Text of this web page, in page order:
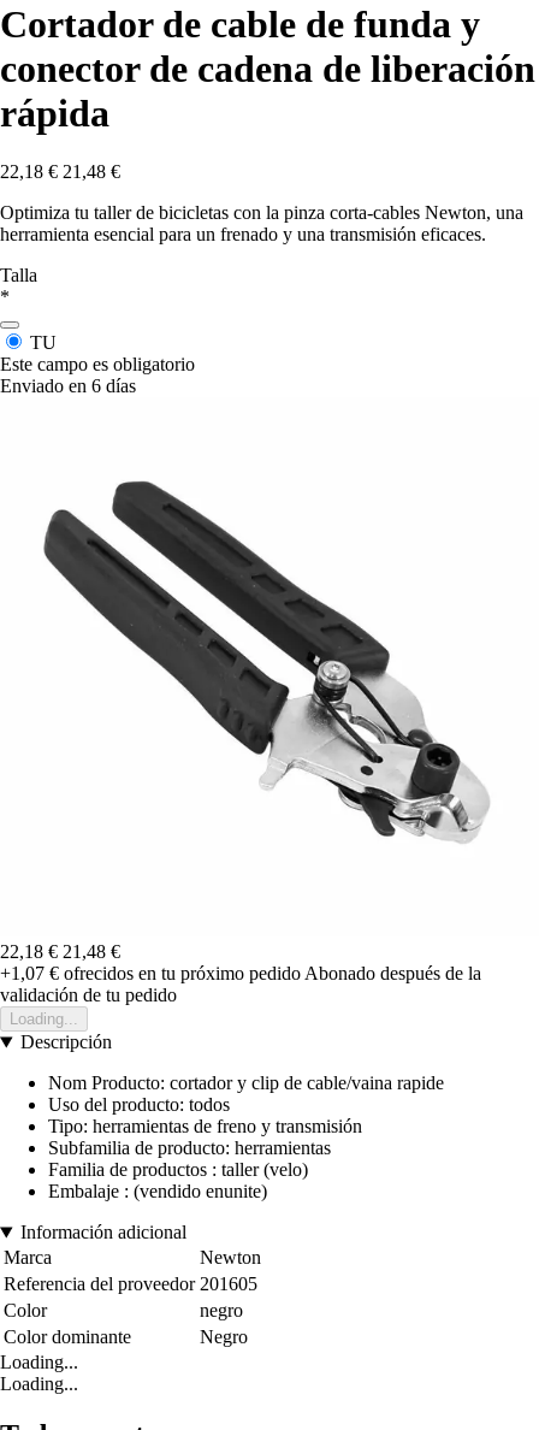
Cortador de cable de funda y
conector de cadena de liberación
rápida
22,18 € 21,48 €
Optimiza tu taller de bicicletas con la pinza corta-cables Newton, una
herramienta esencial para un frenado y una transmisión eficaces.
Talla
*
TU
Este campo es obligatorio
Enviado en 6 días
22,18 € 21,48 €
+1,07 € ofrecidos en tu próximo pedido Abonado después de la
validación de tu pedido
Loading...
Descripción
Nom Producto: cortador y clip de cable/vaina rapide
Uso del producto: todos
Tipo: herramientas de freno y transmisión
Subfamilia de producto: herramientas
Familia de productos : taller (velo)
Embalaje : (vendido enunite)
Información adicional
Marca
Newton
Referencia del proveedor 201605
Color
negro
Color dominante
Negro
Loading...
Loading...